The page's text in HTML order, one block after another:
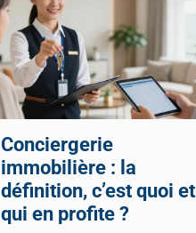
Conciergerie
immobilière : la
définition, c’est quoi et
qui en profite ?